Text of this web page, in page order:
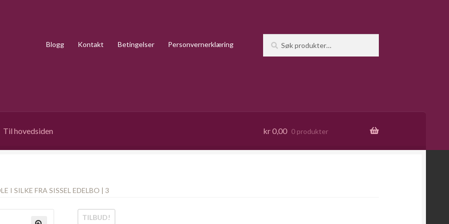
Blogg Kontakt Betingelser Personvernerklæring
etter:
Til hovedsiden kr0,00 0 produkter
I SILKE FRA SISSEL EDELBO | 3
TILBUD!